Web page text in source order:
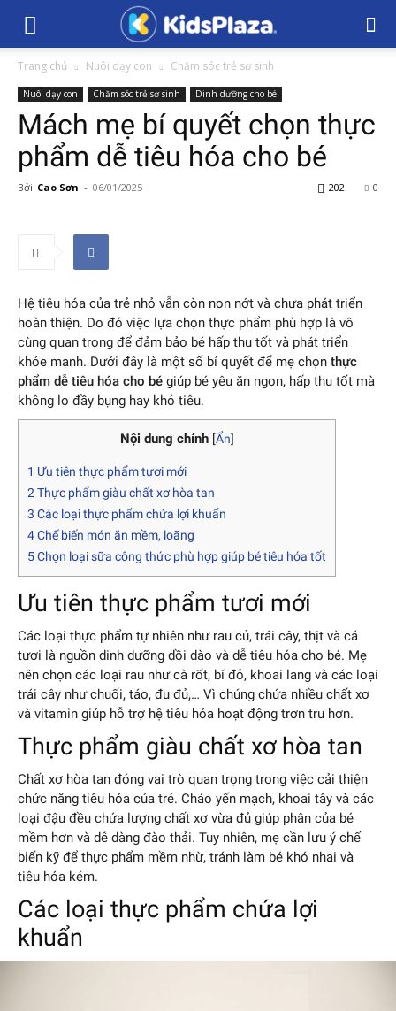
Trang chủ Nuôi dạy con Chăm sóc trẻ sơ sinh
Nuôi dạy con Chăm sóc trẻ sơ sinh Dinh dưỡng cho bé
Mách mẹ bí quyết chọn thực
phẩm dễ tiêu hóa cho bé
Bởi Cao Sơn - 06/01/2025 0
202
Hệ tiêu hóa của trẻ nhỏ vẫn còn non nớt và chưa phát triển
hoàn thiện. Do đó việc lựa chọn thực phẩm phù hợp là vô
cùng quan trọng để đảm bảo bé hấp thu tốt và phát triển
khỏe mạnh. Dưới đây là một số bí quyết để mẹ chọn thực
phẩm dễ tiêu hóa cho bé giúp bé yêu ăn ngon, hấp thu tốt mà
không lo đầy bụng hay khó tiêu.
Nội dung chính [Ẩn]
1 Ưu tiên thực phẩm tươi mới
2Thực phẩm giàu chất xơ hòa tan
3 Các loại thực phẩm chứa lợi khuẩn
4Chế biến món ăn mềm, loãng
5Chọn loại sữa công thức phù hợp giúp bé tiêu hóa tốt
Ưu tiên thực phẩm tươi mới
Các loại thực phẩm tự nhiên như rau củ, trái cây, thịt và cá
tươi là nguồn dinh dưỡng dồi dào và dễ tiêu hóa cho bé. Mẹ
nên chọn các loại rau như cà rốt, bí đỏ, khoai lang và các loại
trái cây như chuối, táo, đu đủ,… Vì chúng chứa nhiều chất xơ
và vitamin giúp hỗ trợ hệ tiêu hóa hoạt động trơn tru hơn.
Thực phẩm giàu chất xơ hòa tan
Chất xơ hòa tan đóng vai trò quan trọng trong việc cải thiện
chức năng tiêu hóa của trẻ. Cháo yến mạch, khoai tây và các
loại đậu đều chứa lượng chất xơ vừa đủ giúp phân của bé
mềm hơn và dễ dàng đào thải. Tuy nhiên, mẹ cần lưu ý chế
biến kỹ để thực phẩm mềm nhừ, tránh làm bé khó nhai và
tiêu hóa kém.
Các loại thực phẩm chứa lợi
khuẩn